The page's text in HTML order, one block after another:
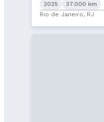
2025
37.000 km
Rio de Janeiro, RJ